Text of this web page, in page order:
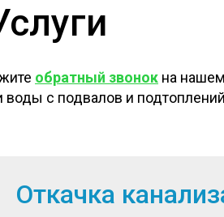
обратный звонок на
воды с подвалов и
Откачка